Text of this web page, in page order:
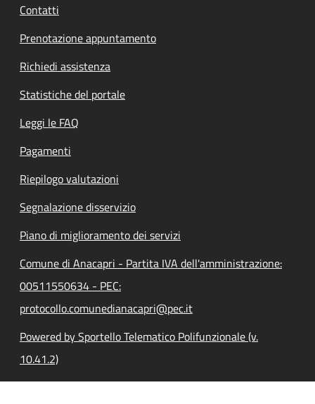
Contatti
Prenotazione appuntamento
Richiedi assistenza
Statistiche del portale
Leggi le FAQ
Pagamenti
Riepilogo valutazioni
Segnalazione disservizio
Piano di miglioramento dei servizi
Comune di Anacapri - Partita IVA dell'amministrazione:
00511550634 - PEC:
protocollo.comunedianacapri@pec.it
Powered by Sportello Telematico Polifunzionale (v.
10.41.2)